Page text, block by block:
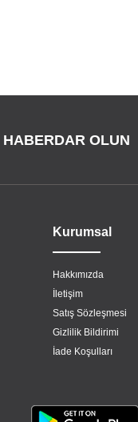
OLUN
Kurumsal
Hakkımızda
İletişim
Satış Sözleşmesi
Gizlilik Bildirimi
İade Koşulları